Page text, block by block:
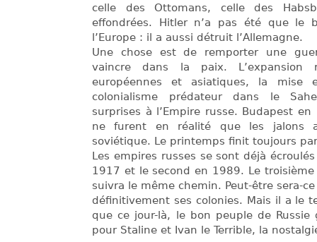
celle des Ottomans, celle des
effondrées. Hitler n’a pas été que le
l’Europe : il a aussi détruit l’Allemagne.
Une chose est de remporter une
vaincre dans la paix. L’expansion
européennes et asiatiques, la mise
colonialisme prédateur dans le
surprises à l’Empire russe. Budapest
ne furent en réalité que les jalons
soviétique. Le printemps finit toujours
Les empires russes se sont déjà
1917 et le second en 1989. Le
suivra le même chemin. Peut-être sera-
définitivement ses colonies. Mais il a le
que ce jour-là, le bon peuple de
pour Staline et Ivan le Terrible, la